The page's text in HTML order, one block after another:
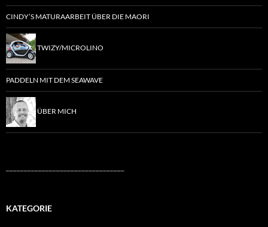
CINDY’S MATURAARBEIT ÜBER DIE MAORI
TWIZY/MICROLINO
PADDELN MIT DEM SEAWAVE
ÜBER MICH
KATEGORIE